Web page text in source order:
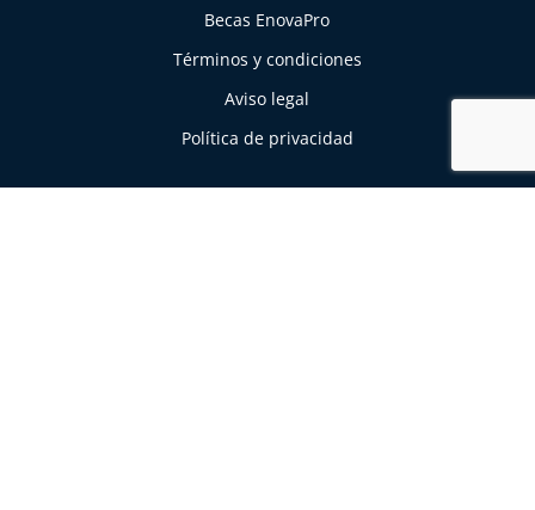
Becas EnovaPro
Términos y condiciones
Aviso legal
Política de privacidad